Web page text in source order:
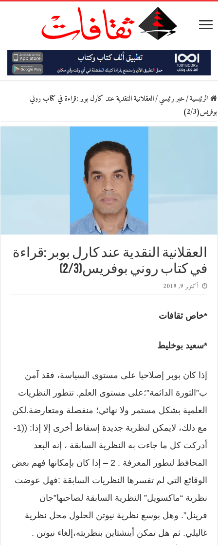
الرئيسية/خبر رئيسي/العقلانية النقدية عند كارل بوبر :قراءة في كتاب روني
بوفريس(2/3)
العقلانية النقدية عند كارل بوبر :قراءة
في كتاب روني بوفريس(2/3)
أكتوبر 9, 2019
*خاص ثقافات
*سعيد بوخليط
إذا كان بوبر إصلاحيا على مستوى السياسة، فقد آمن
ب”الثورة الدائمة”؛على مستوى العلم. تتطور النظريات
العلمية بشكل مستمر ولا نهائي؛ منفصلة ومتعارضة.لكن
مع ذلك، لايمكن لنظرية جديدة إسقاط أخرى إلا إذا: ((1-
أدركت كل ما جاءت به النظرية السابقة ، إنه البعد
المحافظ لتطور المعرفة . 2 – إذا كان بإمكانها فهم بعض
الوقائع التي لم تفسرها النظريات السابقة :فهل عوضت
نظرية “ماكسويل” النظرية السابقة لصاحبها”جان
فرينل”. وهل بوسع نظرية نيوتن الحلول محل نظرية
غاليلي. ثم هل تمكن أينشتاين بنظريته،إلغاء نيوتن .